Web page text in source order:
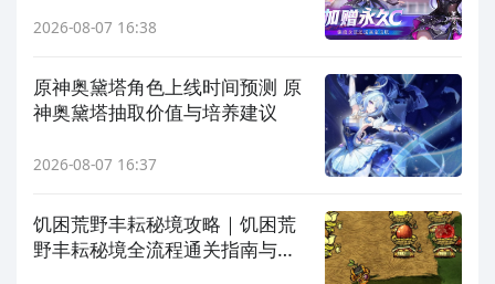
2026-08-07 16:38
原神奥黛塔角色上线时间预测 原
神奥黛塔抽取价值与培养建议
2026-08-07 16:37
饥困荒野丰耘秘境攻略｜饥困荒
野丰耘秘境全流程通关指南与资